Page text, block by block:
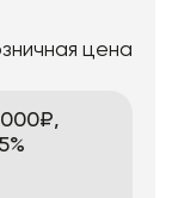
цена